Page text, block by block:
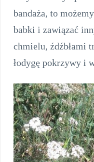
bandaża, to
babki i zawiązać
chmielu, źdźbłami
łodygę pokrzywy i